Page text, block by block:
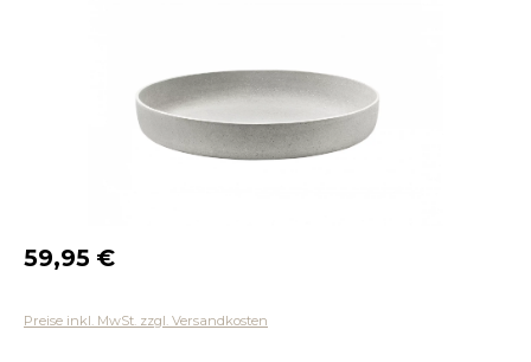
Regulärer Preis:
59,95 €
Preise inkl. MwSt. zzgl. Versandkosten